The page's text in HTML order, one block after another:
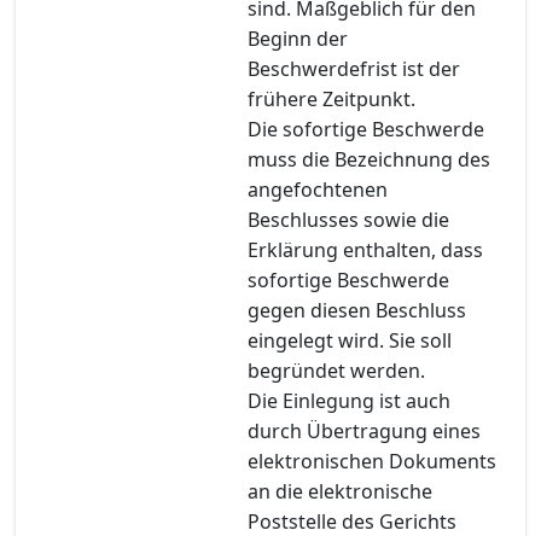
sind. Maßgeblich für den
Beginn der
Beschwerdefrist ist der
frühere Zeitpunkt.
Die sofortige Beschwerde
muss die Bezeichnung des
angefochtenen
Beschlusses sowie die
Erklärung enthalten, dass
sofortige Beschwerde
gegen diesen Beschluss
eingelegt wird. Sie soll
begründet werden.
Die Einlegung ist auch
durch Übertragung eines
elektronischen Dokuments
an die elektronische
Poststelle des Gerichts